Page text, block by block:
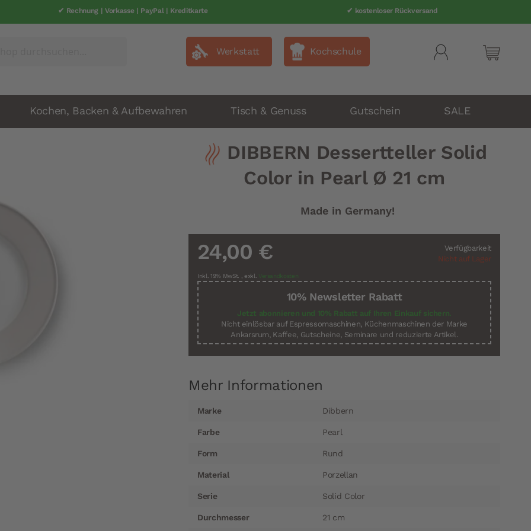
✔ Rechnung | Vorkasse | PayPal | Kreditkarte ✔ kostenloser Rückversand
✔ schneller Versand | 1-2 Werkatage ✔ Telefonsupport 040 80 60 999-0
Mein
Werkstatt Kochschule
Kochen, Backen & Aufbewahren Tisch & Genuss Gutschein SALE
DIBBERN Dessertteller Solid
Color in Pearl Ø 21 cm
Made in Germany!
Verfügbarkeit
Nicht auf Lager
24,00 €
Inkl. 19% MwSt. , exkl. Versandkosten
10% Newsletter Rabatt
Jetzt abonnieren und 10% Rabatt auf Ihren Einkauf sichern.
Nicht einlösbar auf Espressomaschinen, Küchenmaschinen der Marke
Ankarsrum, Kaffee, Gutscheine, Seminare und reduzierte Artikel.
Mehr Informationen
Informationen
Marke Dibbern
Farbe Pearl
Form Rund
Material Porzellan
Serie Solid Color
Durchmesser 21 cm